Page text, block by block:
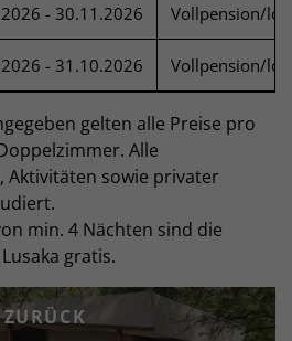
- 30.11.2026 Vollpension/
- 31.10.2026 Vollpension/
gelten alle Preise pro
Alle
sowie privater
min. 4 Nächten sind die
gratis.
ZURÜCK